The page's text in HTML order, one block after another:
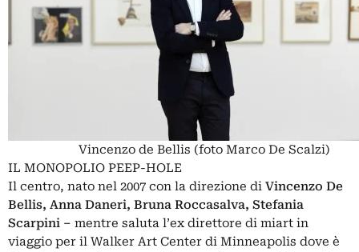
Vincenzo de Bellis (foto Marco De Scalzi)
IL MONOPOLIO PEEP-HOLE
Il centro, nato nel 2007 con la direzione di Vincenzo De
Bellis, Anna Daneri, Bruna Roccasalva, Stefania
Scarpini – mentre saluta l’ex direttore di miart in
viaggio per il Walker Art Center di Minneapolis dove è